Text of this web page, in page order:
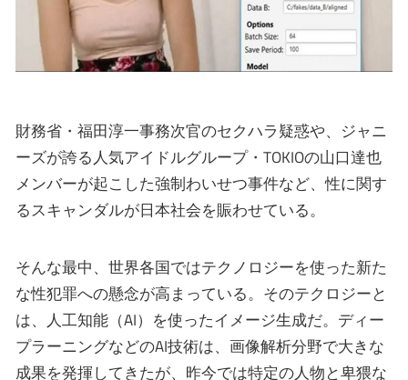
財務省・福田淳一事務次官のセクハラ疑惑や、ジャニ
ーズが誇る人気アイドルグループ・TOKIOの山口達也
メンバーが起こした強制わいせつ事件など、性に関す
るスキャンダルが日本社会を賑わせている。
そんな最中、世界各国ではテクノロジーを使った新た
な性犯罪への懸念が高まっている。そのテクロジーと
は、人工知能（AI）を使ったイメージ生成だ。ディー
プラーニングなどのAI技術は、画像解析分野で大きな
成果を発揮してきたが、昨今では特定の人物と卑猥な